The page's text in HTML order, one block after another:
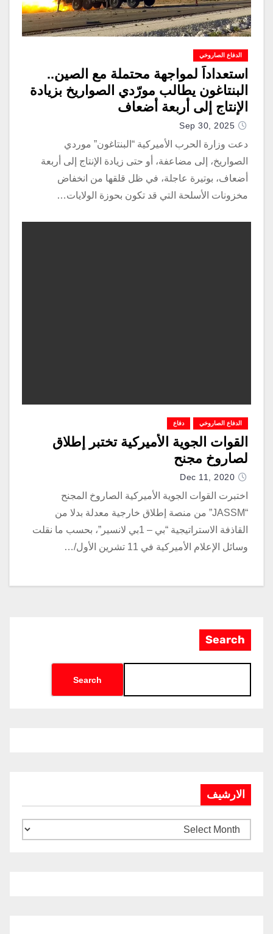
الدفاع الصاروخي
استعداداً لمواجهة محتملة مع الصين..
البنتاغون يطالب مورّدي الصواريخ بزيادة
الإنتاج إلى أربعة أضعاف
Sep 30, 2025
دعت وزارة الحرب الأميركية “البنتاغون” موردي
الصواريخ، إلى مضاعفة، أو حتى زيادة الإنتاج إلى أربعة
أضعاف، بوتيرة عاجلة، في ظل قلقها من انخفاض
مخزونات الأسلحة التي قد تكون بحوزة الولايات…
الدفاع الصاروخي دفاع
القوات الجوية الأميركية تختبر إطلاق
لصاروخ مجنح
Dec 11, 2020
اختبرت القوات الجوية الأميركية الصاروخ المجنح
“JASSM” من منصة إطلاق خارجية معدلة بدلا من
القاذفة الاستراتيجية “بي – 1بي لانسير”، بحسب ما نقلت
وسائل الإعلام الأميركية في 11 تشرين الأول/…
Search
Search
الارشيف